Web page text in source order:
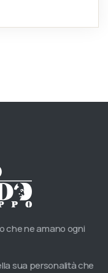
che ne amano ogni
sua personalità che